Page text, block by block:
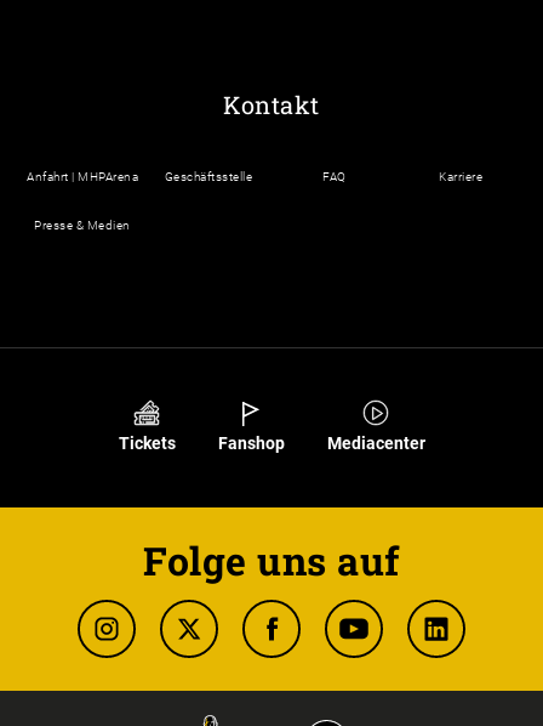
Kontakt
Anfahrt | MHPArena Geschäftsstelle FAQ Karriere
Presse & Medien
Tickets Fanshop Mediacenter
Folge uns auf